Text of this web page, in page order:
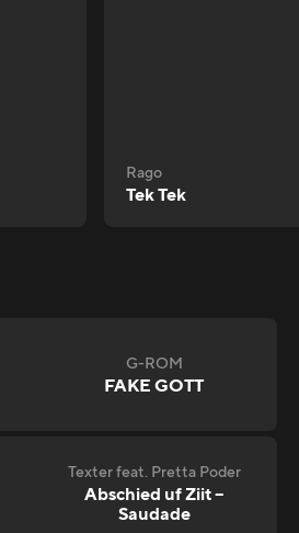
Rago
Tek Tek
G-ROM
FAKE GOTT
Texter feat. Pretta Poder
Abschied uf Ziit –
Saudade